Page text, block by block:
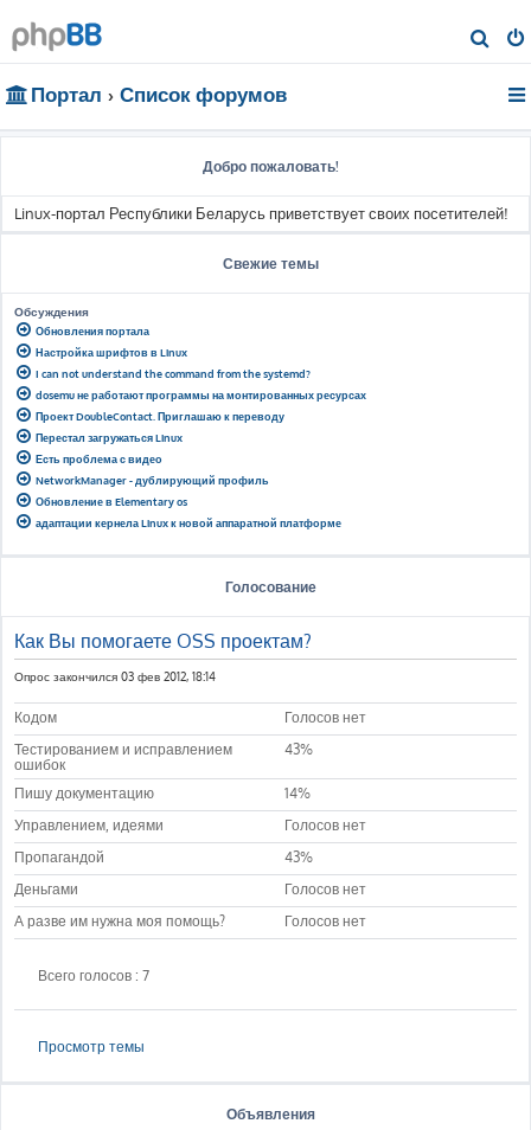
о
Портал Список форумов
Добро пожаловать!
Linux-портал Республики Беларусь приветствует своих посетителей!
Свежие темы
Обсуждения
Обновления портала
Настройка шрифтов в Linux
I can not understand the command from the systemd?
dosemu не работают программы на монтированных ресурсах
Проект DoubleContact. Приглашаю к переводу
Перестал загружаться Linux
Есть проблема с видео
NetworkManager - дублирующий профиль
Обновление в Elementary os
адаптации кернела Linux к новой аппаратной платформе
Голосование
Как Вы помогаете OSS проектам?
Опрос закончился 03 фев 2012, 18:14
Кодом
Голосов нет
Тестированием и исправлением
ошибок
43%
Пишу документацию
14%
Управлением, идеями
Голосов нет
Пропагандой
43%
Деньгами
Голосов нет
А разве им нужна моя помощь?
Голосов нет
Всего голосов : 7
Просмотр темы
Объявления